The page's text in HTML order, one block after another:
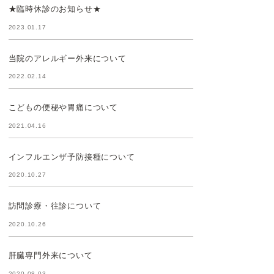
★臨時休診のお知らせ★
2023.01.17
当院のアレルギー外来について
2022.02.14
こどもの便秘や胃痛について
2021.04.16
インフルエンザ予防接種について
2020.10.27
訪問診療・往診について
2020.10.26
肝臓専門外来について